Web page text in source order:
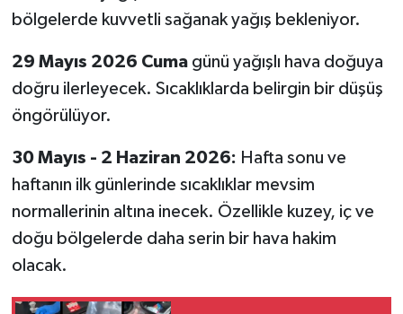
bölgelerde kuvvetli sağanak yağış bekleniyor.
29 Mayıs 2026 Cuma günü yağışlı hava doğuya
doğru ilerleyecek. Sıcaklıklarda belirgin bir düşüş
öngörülüyor.
30 Mayıs - 2 Haziran 2026: Hafta sonu ve
haftanın ilk günlerinde sıcaklıklar mevsim
normallerinin altına inecek. Özellikle kuzey, iç ve
doğu bölgelerde daha serin bir hava hakim
olacak.